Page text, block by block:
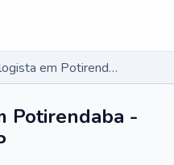
Ginecologista em Potirendaba - SP
Potirendaba -